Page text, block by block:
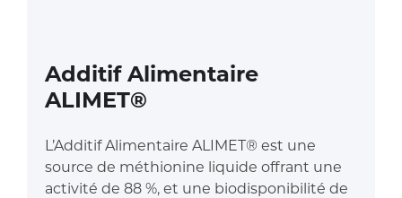
Additif Alimentaire
ALIMET®
L’Additif Alimentaire ALIMET® est une
source de méthionine liquide offrant une
activité de 88 %, et une biodisponibilité de